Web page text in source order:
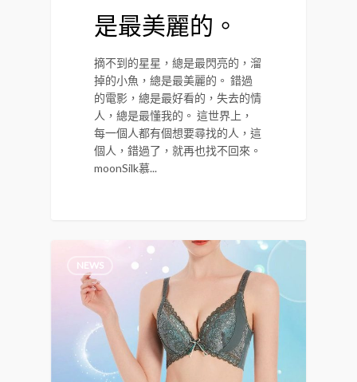
是最美麗的。
摘不到的星星，總是最閃亮的，溜
掉的小魚，總是最美麗的。 錯過
的電影，總是最好看的，失去的情
人，總是最懂我的。 這世界上，
每一個人都有個想要尋找的人，這
個人，錯過了，就再也找不回來。
moonSilk慕...
NEWS